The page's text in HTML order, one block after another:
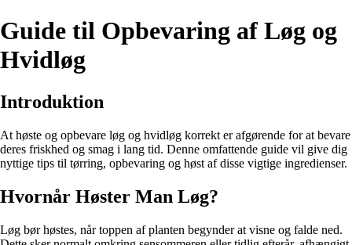
Guide til Opbevaring af Løg og
Hvidløg
Introduktion
At høste og opbevare løg og hvidløg korrekt er afgørende for at bevare
deres friskhed og smag i lang tid. Denne omfattende guide vil give dig
nyttige tips til tørring, opbevaring og høst af disse vigtige ingredienser.
Hvornår Høster Man Løg?
Løg bør høstes, når toppen af planten begynder at visne og falde ned.